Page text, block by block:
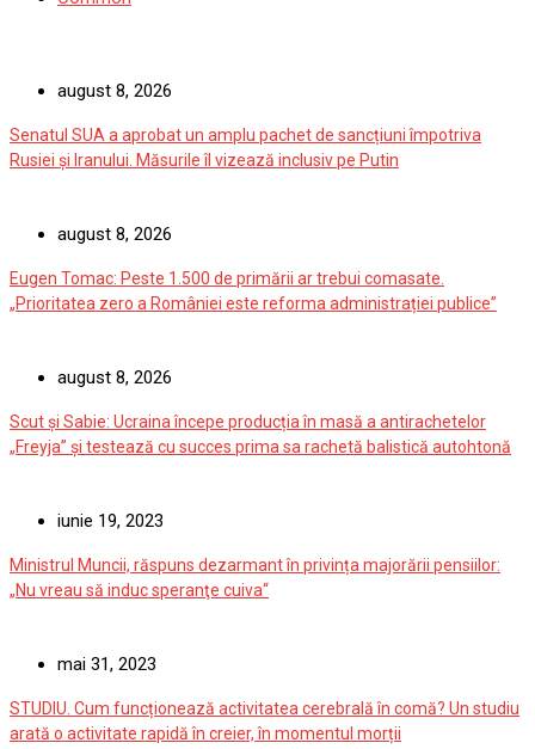
august 8, 2026
Senatul SUA a aprobat un amplu pachet de sancțiuni împotriva
Rusiei și Iranului. Măsurile îl vizează inclusiv pe Putin
august 8, 2026
Eugen Tomac: Peste 1.500 de primării ar trebui comasate.
„Prioritatea zero a României este reforma administrației publice”
august 8, 2026
Scut și Sabie: Ucraina începe producția în masă a antirachetelor
„Freyja” și testează cu succes prima sa rachetă balistică autohtonă
iunie 19, 2023
Ministrul Muncii, răspuns dezarmant în privința majorării pensiilor:
„Nu vreau să induc speranţe cuiva“
mai 31, 2023
STUDIU. Cum funcționează activitatea cerebrală în comă? Un studiu
arată o activitate rapidă în creier, în momentul morții